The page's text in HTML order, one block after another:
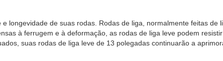
longevidade de suas rodas. Rodas de liga, normalmente feitas
à ferrugem e à deformação, as rodas de liga leve podem
suas rodas de liga leve de 13 polegadas continuarão a